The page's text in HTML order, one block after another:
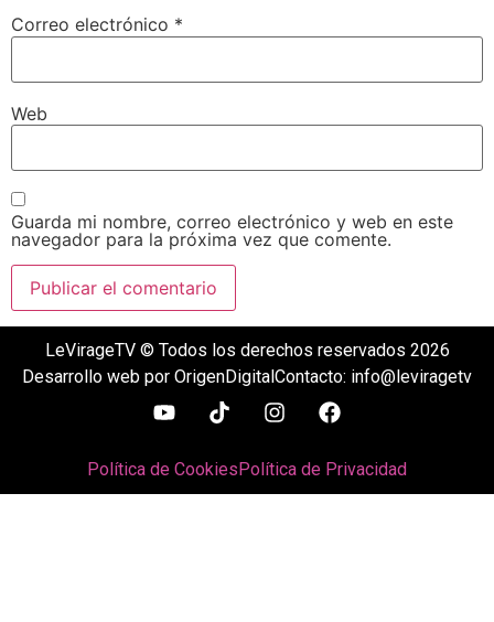
Correo electrónico *
Web
Guarda mi nombre, correo electrónico y web en este
navegador para la próxima vez que comente.
LeVirageTV © Todos los derechos reservados 2026
Desarrollo web por OrigenDigitalContacto: info@leviragetv
Política de CookiesPolítica de Privacidad